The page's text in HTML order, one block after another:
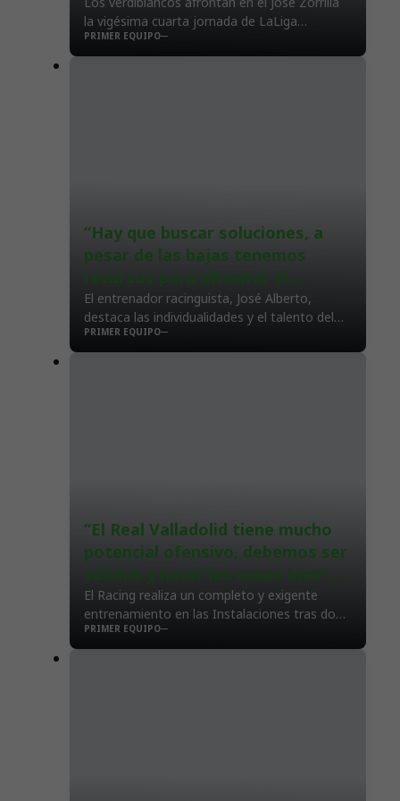
la vigésima cuarta jornada de LaLiga
Hypermotion
PRIMER EQUIPO
“Hay que buscar soluciones, a
pesar de las bajas tenemos
recursos para afrontar el
partido ante el Real Valladolid
con garantías”
El entrenador racinguista, José Alberto,
destaca las individualidades y el talento del
conjunto blanquivioleta
PRIMER EQUIPO
“El Real Valladolid tiene mucho
potencial ofensivo, debemos ser
sólidos y hacer las cosas bien”,
Ezkieta
El Racing realiza un completo y exigente
entrenamiento en las Instalaciones tras dos
días libres
PRIMER EQUIPO